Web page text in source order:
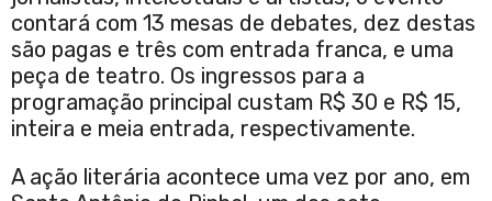
contará com 13 mesas de debates, dez destas
são pagas e três com entrada franca, e uma
peça de teatro. Os ingressos para a
programação principal custam R$ 30 e R$ 15,
inteira e meia entrada, respectivamente.
A ação literária acontece uma vez por ano, em